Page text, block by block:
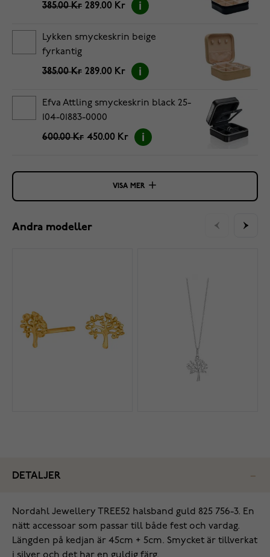
385.00 Kr 289.00 Kr
Lykken smyckeskrin beige
fyrkantig
385.00 Kr 289.00 Kr
Efva Attling smyckeskrin black 25-
104-01883-0000
600.00 Kr 450.00 Kr
VISA MER
Andra modeller
DETALJER
Nordahl Jewellery TREE52 halsband guld 825 756-3‌‌. En
nätt accessoar som passar till både fest och vardag.
Längden på kedjan är 45cm + 5cm. Smycket är tillverkat